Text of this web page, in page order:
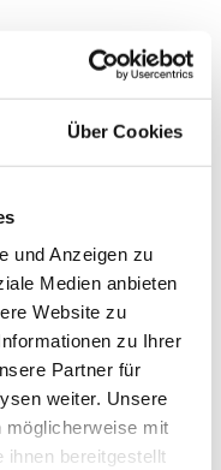
Über Cookies
und Anzeigen zu
Medien anbieten
Website zu
zu Ihrer
Partner für
weiter. Unsere
möglicherweise mit
ihnen bereitgestellt